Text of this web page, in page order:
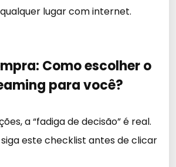
lugar com internet.
Como escolher o
para você?
a “fadiga de decisão” é real.
este checklist antes de clicar